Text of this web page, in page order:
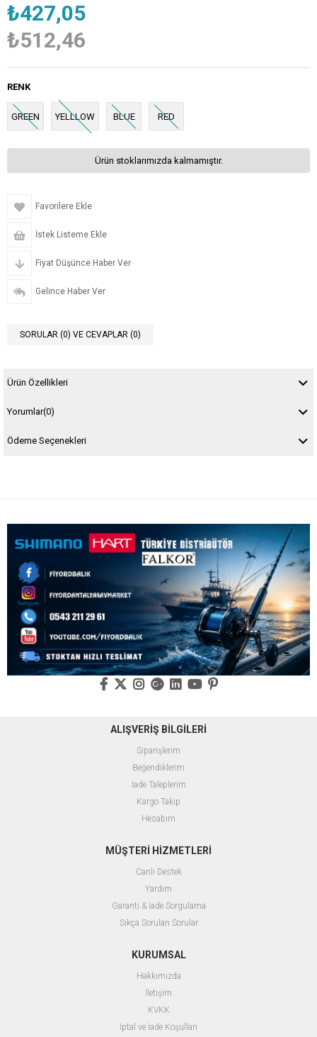
₺427,05
₺512,46
RENK
GREEN YELLLOW BLUE RED
Ürün stoklarımızda kalmamıştır.
Favorilere Ekle
İstek Listeme Ekle
Fiyat Düşünce Haber Ver
Gelince Haber Ver
SORULAR (0) VE CEVAPLAR (0)
Ürün Özellikleri
Yorumlar(0)
Ödeme Seçenekleri
ALIŞVERİŞ BİLGİLERİ
Siparişlerim
Beğendiklerim
İade Taleplerim
Kargo Takip
Hesabım
MÜŞTERİ HİZMETLERİ
Canlı Destek
Yardım
Garanti & İade Sorgulama
Sıkça Sorulan Sorular
KURUMSAL
Hakkımızda
İletişim
KVKK
İptal ve İade Koşulları